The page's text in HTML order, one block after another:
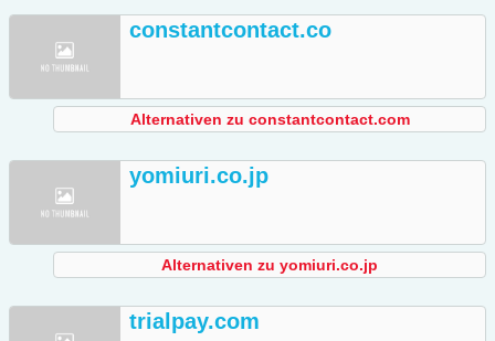
constantcontact.co
Alternativen zu constantcontact.com
yomiuri.co.jp
Alternativen zu yomiuri.co.jp
trialpay.com